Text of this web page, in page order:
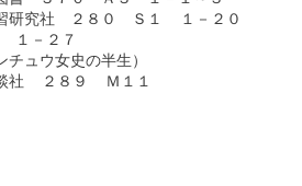
研究社　２８０　Ｓ１  １－２０
１－２７
ュウ女史の半生）
Ｍ１１